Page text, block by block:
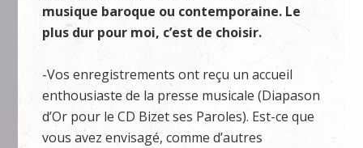
musique baroque ou contemporaine. Le
plus dur pour moi, c’est de choisir.
-Vos enregistrements ont reçu un accueil
enthousiaste de la presse musicale (Diapason
d’Or pour le CD Bizet ses Paroles). Est-ce que
vous avez envisagé, comme d’autres